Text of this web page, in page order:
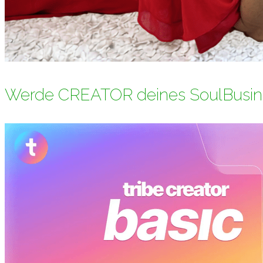
Werde CREATOR deines